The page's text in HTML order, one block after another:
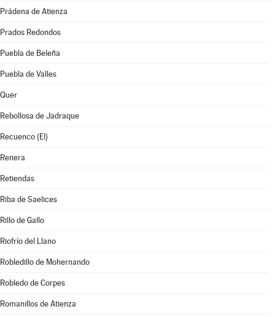
Prádena de Atienza
Prados Redondos
Puebla de Beleña
Puebla de Valles
Quer
Rebollosa de Jadraque
Recuenco (El)
Renera
Retiendas
Riba de Saelices
Rillo de Gallo
Riofrío del Llano
Robledillo de Mohernando
Robledo de Corpes
Romanillos de Atienza